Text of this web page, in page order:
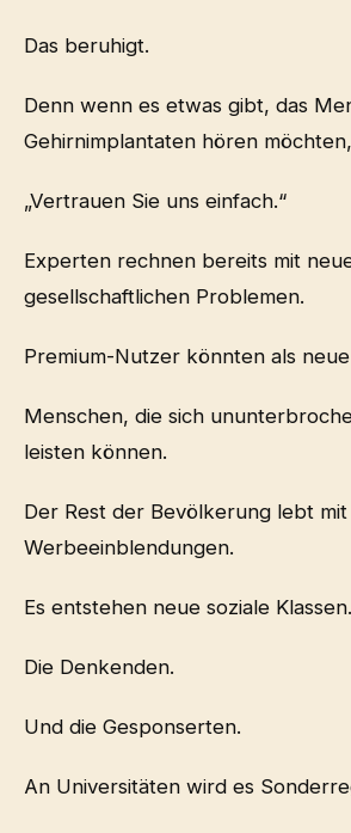
Das beruhigt.
Denn wenn es etwas gibt, das
Gehirnimplantaten hören
„Vertrauen Sie uns einfach.“
Experten rechnen bereits mit
gesellschaftlichen Problemen.
Premium-Nutzer könnten als
Menschen, die sich
leisten können.
Der Rest der Bevölkerung lebt mit
Werbeeinblendungen.
Es entstehen neue soziale Klassen.
Die Denkenden.
Und die Gesponserten.
An Universitäten wird es